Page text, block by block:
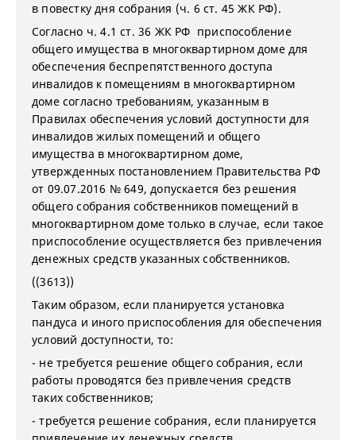
в повестку дня собрания (ч. 6 ст. 45 ЖК РФ).
Согласно ч. 4.1 ст. 36 ЖК РФ приспособление
общего имущества в многоквартирном доме для
обеспечения беспрепятственного доступа
инвалидов к помещениям в многоквартирном
доме согласно требованиям, указанным в
Правилах обеспечения условий доступности для
инвалидов жилых помещений и общего
имущества в многоквартирном доме,
утвержденных постановлением Правительства РФ
от 09.07.2016 № 649, допускается без решения
общего собрания собственников помещений в
многоквартирном доме только в случае, если такое
приспособление осуществляется без привлечения
денежных средств указанных собственников.
((3613))
Таким образом, если планируется установка
пандуса и иного приспособления для обеспечения
условий доступности, то:
- не требуется решение общего собрания, если
работы проводятся без привлечения средств
таких собственников;
- требуется решение собрания, если планируется